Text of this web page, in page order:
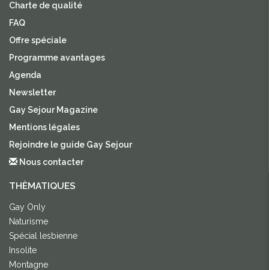
Charte de qualité
FAQ
Offre spéciale
Programme avantages
Agenda
Newsletter
Gay Sejour Magazine
Mentions légales
Rejoindre le guide Gay Sejour
Nous contacter
THÈMATIQUES
Gay Only
Naturisme
Spécial lesbienne
Insolite
Montagne